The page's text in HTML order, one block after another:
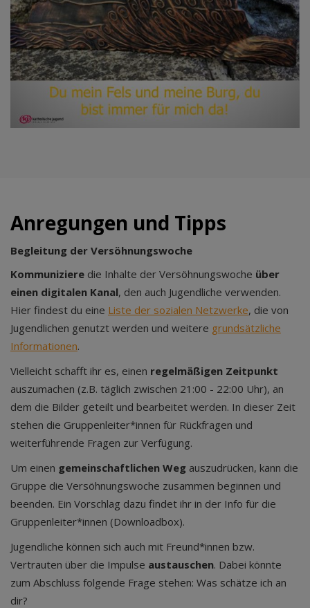
Anregungen und Tipps
Begleitung der Versöhnungswoche
Kommuniziere die Inhalte der Versöhnungswoche über
einen digitalen Kanal, den auch Jugendliche verwenden.
Hier findest du eine Liste der sozialen Netzwerke, die von
Jugendlichen genutzt werden und weitere grundsätzliche
Informationen.
Vielleicht schafft ihr es, einen regelmäßigen Zeitpunkt
auszumachen (z.B. täglich zwischen 21:00 - 22:00 Uhr), an
dem die Bilder geteilt und bearbeitet werden. In dieser Zeit
stehen die Gruppenleiter*innen für Rückfragen und
weiterführende Fragen zur Verfügung.
Um einen gemeinschaftlichen Weg auszudrücken, kann die
Gruppe die Versöhnungswoche zusammen beginnen und
beenden. Ein Vorschlag dazu findet ihr in der Info für die
Gruppenleiter*innen (Downloadbox).
Jugendliche können sich auch mit Freund*innen bzw.
Vertrauten über die Impulse austauschen. Dabei könnte
zum Abschluss folgende Frage stehen: Was schätze ich an
dir?